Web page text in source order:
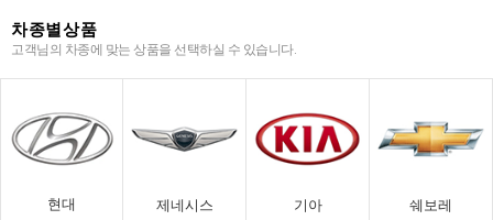
차종별상품
고객님의 차종에 맞는 상품을 선택하실 수 있습니다.
현대 제네시스 기아 쉐보레